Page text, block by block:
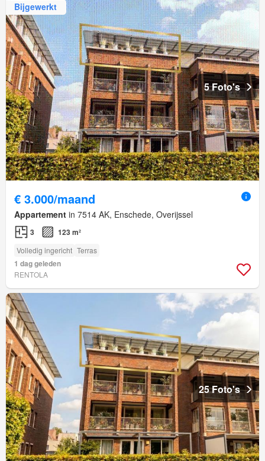
Bijgewerkt
5 Foto's
€ 3.000/maand
Appartement in 7514 AK, Enschede, Overijssel
3 123 m²
Volledig ingericht Terras
1 dag geleden
RENTOLA
25 Foto's